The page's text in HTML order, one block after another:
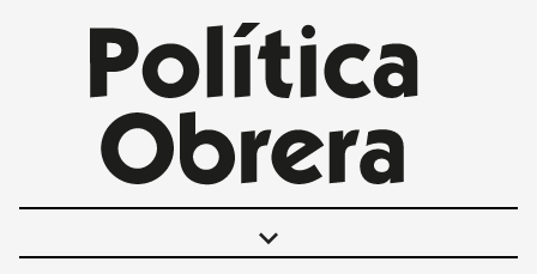
keyboard_arrow_down